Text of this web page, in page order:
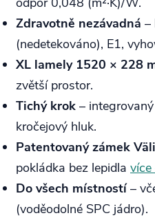
Zdravotně nezávadná –
(nedetekováno), E1,
XL lamely 1520 × 228
zvětší prostor.
Tichý krok –
kročejový hluk.
Patentovaný zámek
pokládka bez lepidla více
Do všech místností–
(voděodolné SPC jádro).